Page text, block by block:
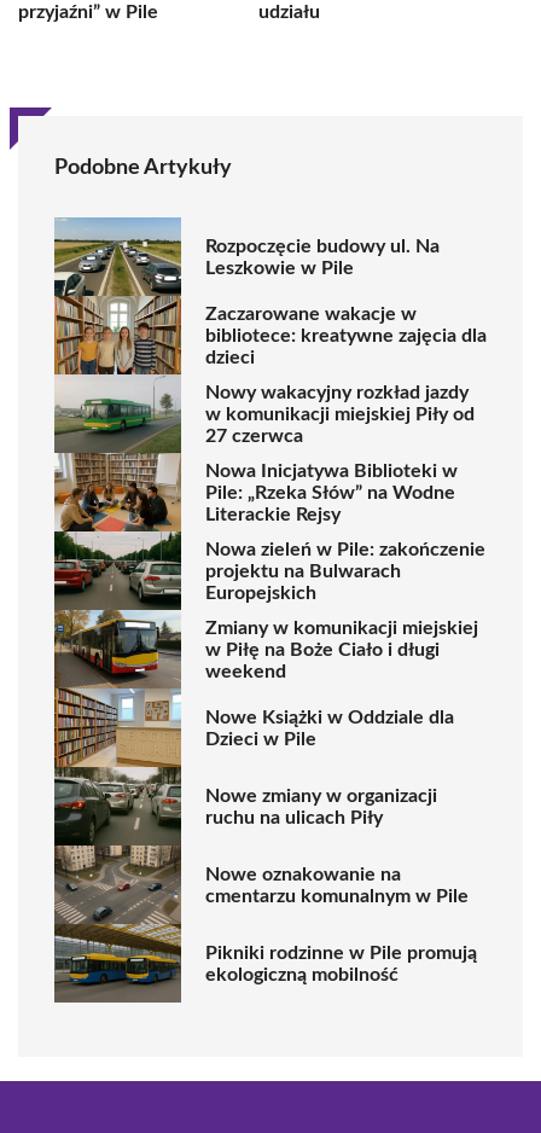
przyjaźni” w Pile
udziału
Podobne Artykuły
Rozpoczęcie budowy ul. Na
Leszkowie w Pile
Zaczarowane wakacje w
bibliotece: kreatywne zajęcia dla
dzieci
Nowy wakacyjny rozkład jazdy
w komunikacji miejskiej Piły od
27 czerwca
Nowa Inicjatywa Biblioteki w
Pile: „Rzeka Słów” na Wodne
Literackie Rejsy
Nowa zieleń w Pile: zakończenie
projektu na Bulwarach
Europejskich
Zmiany w komunikacji miejskiej
w Piłę na Boże Ciało i długi
weekend
Nowe Książki w Oddziale dla
Dzieci w Pile
Nowe zmiany w organizacji
ruchu na ulicach Piły
Nowe oznakowanie na
cmentarzu komunalnym w Pile
Pikniki rodzinne w Pile promują
ekologiczną mobilność